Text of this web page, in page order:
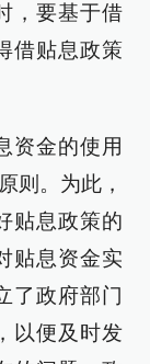
，要基于借
借贴息政策
资金的使用
则。为此，
贴息政策的
贴息资金实
了政府部门
以便及时发